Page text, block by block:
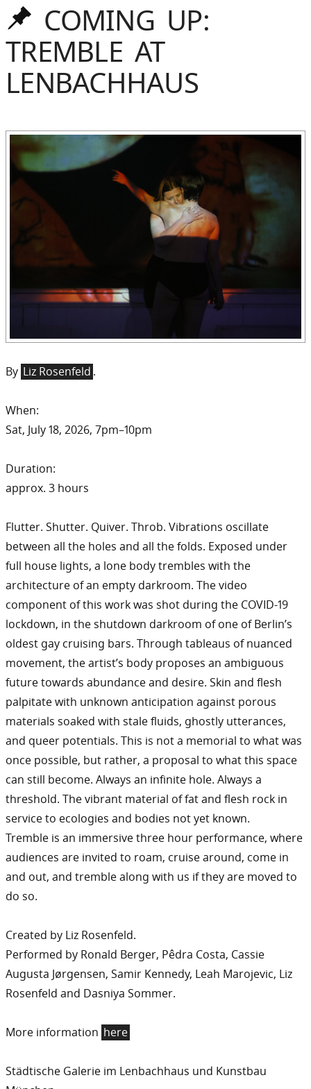
Oben
gehaltenCOMING UP:
TREMBLE AT
LENBACHHAUS
By Liz Rosenfeld .
When:
Sat, July 18, 2026, 7pm–10pm
Duration:
approx. 3 hours
Flutter. Shutter. Quiver. Throb. Vibrations oscillate
between all the holes and all the folds. Exposed under
full house lights, a lone body trembles with the
architecture of an empty darkroom. The video
component of this work was shot during the COVID-19
lockdown, in the shutdown darkroom of one of Berlin’s
oldest gay cruising bars. Through tableaus of nuanced
movement, the artist’s body proposes an ambiguous
future towards abundance and desire. Skin and flesh
palpitate with unknown anticipation against porous
materials soaked with stale fluids, ghostly utterances,
and queer potentials. This is not a memorial to what was
once possible, but rather, a proposal to what this space
can still become. Always an infinite hole. Always a
threshold. The vibrant material of fat and flesh rock in
service to ecologies and bodies not yet known.
Tremble is an immersive three hour performance, where
audiences are invited to roam, cruise around, come in
and out, and tremble along with us if they are moved to
do so.
Created by Liz Rosenfeld.
Performed by Ronald Berger, Pêdra Costa, Cassie
Augusta Jørgensen, Samir Kennedy, Leah Marojevic, Liz
Rosenfeld and Dasniya Sommer.
More information here
Städtische Galerie im Lenbachhaus und Kunstbau